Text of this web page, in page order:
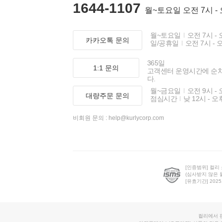
1644-1107 월~토요일 오전 7시 -
카카오톡 문의
월~토요일
오전 7시 -
일/공휴일
오전 7시 -
1:1 문의
365일
고객센터 운영시간에 순
다.
대량주문 문의
월~금요일
오전 9시 -
점심시간
낮 12시 - 오
비회원 문의 : help@kurlycorp.com
[인증범위] 컬리
(심사받지 않은
[유효기간]
컬리에서